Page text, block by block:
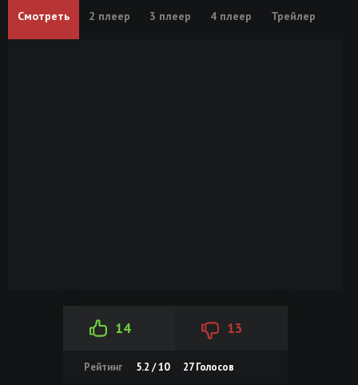
Смотреть 2 плеер 3 плеер 4 плеер Трейлер
14 13
Рейтинг 5.2 / 10 27Голосов